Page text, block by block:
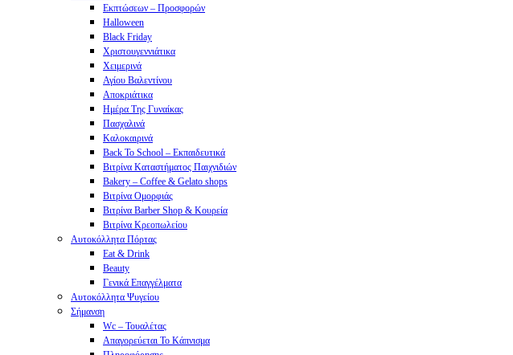
Εκπτώσεων – Προσφορών
Halloween
Black Friday
Χριστουγεννιάτικα
Χειμερινά
Αγίου Βαλεντίνου
Αποκριάτικα
Ημέρα Της Γυναίκας
Πασχαλινά
Καλοκαιρινά
Back To School – Εκπαιδευτικά
Βιτρίνα Καταστήματος Παιχνιδιών
Bakery – Coffee & Gelato shops
Βιτρίνα Ομορφιάς
Βιτρίνα Barber Shop & Κουρεία
Βιτρίνα Κρεοπωλείου
Αυτοκόλλητα Πόρτας
Eat & Drink
Beauty
Γενικά Επαγγέλματα
Αυτοκόλλητα Ψυγείου
Σήμανση
Wc – Τουαλέτας
Απαγορεύεται Το Κάπνισμα